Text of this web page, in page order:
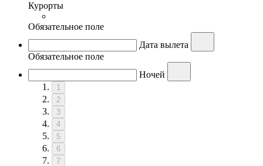
Курорты
Обязательное поле
Дата вылета
Обязательное поле
Ночей
1
2
3
4
5
6
7